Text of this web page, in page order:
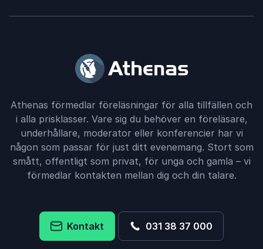
Athenas förmedlar föreläsningar för alla tillfällen och
i alla prisklasser. Vare sig du behöver en föreläsare,
underhållare, moderator eller konferencier har vi
någon som passar för just ditt evenemang. Stort som
smått, offentligt som privat, för unga och gamla – vi
förmedlar kontakten mellan dig och din talare.
Kontakt 031 38 37 000